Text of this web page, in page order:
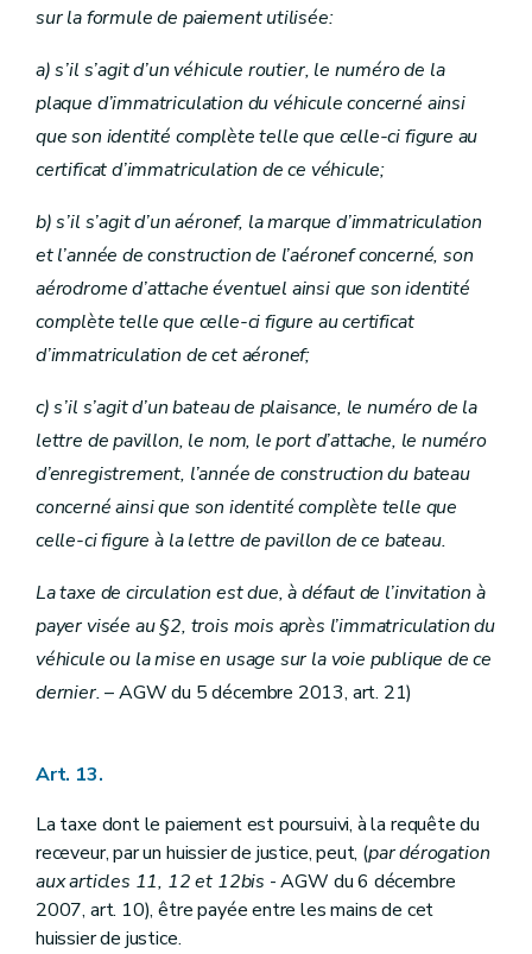
sur la formule de paiement utilisée:
a)s’il s’agit d’un véhicule routier, le numéro de la
plaque d’immatriculation du véhicule concerné ainsi
que son identité complète telle que celle-ci figure au
certificat d’immatriculation de ce véhicule;
b)s’il s’agit d’un aéronef, la marque d’immatriculation
et l’année de construction de l’aéronef concerné, son
aérodrome d’attache éventuel ainsi que son identité
complète telle que celle-ci figure au certificat
d’immatriculation de cet aéronef;
c)s’il s’agit d’un bateau de plaisance, le numéro de la
lettre de pavillon, le nom, le port d’attache, le numéro
d’enregistrement, l’année de construction du bateau
concerné ainsi que son identité complète telle que
celle-ci figure à la lettre de pavillon de ce bateau.
La taxe de circulation est due, à défaut de l’invitation à
payer visée au §2, trois mois après l’immatriculation du
véhicule ou la mise en usage sur la voie publique de ce
dernier.– AGW du 5 décembre 2013, art. 21)
Art. 13.
La taxe dont le paiement est poursuivi, à la requête du
receveur, par un huissier de justice, peut, (par dérogation
aux articles 11, 12 et 12bis - AGW du 6 décembre
2007, art. 10), être payée entre les mains de cet
huissier de justice.